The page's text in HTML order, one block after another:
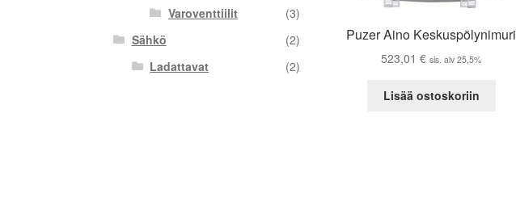
Puzer Aino Keskuspölynimuri
523,01€ sis. alv 25,5%
Lisää ostoskoriin
Varoventtiilit
(3)
Sähkö
(2)
Ladattavat
(2)